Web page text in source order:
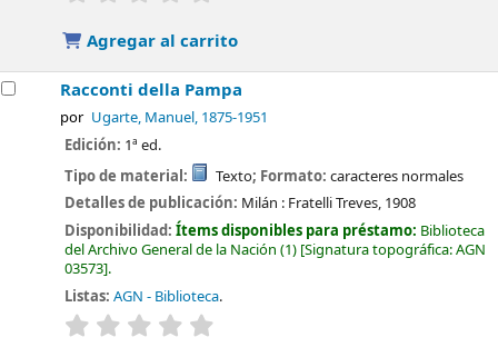
Agregar al carrito
Racconti della Pampa
por Ugarte, Manuel, 1875-1951
Edición: 1ª ed.
Tipo de material:
Texto; Formato: caracteres normales
Detalles de publicación: Milán : Fratelli Treves, 1908
Disponibilidad:Ítems disponibles para préstamo: Biblioteca
del Archivo General de la Nación (1) Signatura topográfica:AGN
03573 .
Listas: AGN - Biblioteca.
valoración